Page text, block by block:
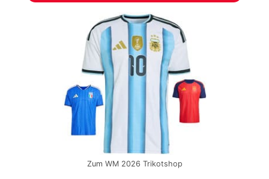
Zum WM 2026 Trikotshop